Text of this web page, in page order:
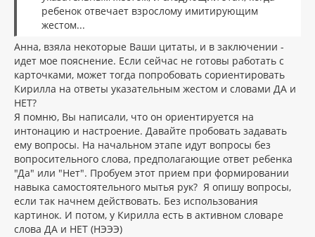
ребенок отвечает взрослому имитирующим
жестом...
Анна, взяла некоторые Ваши цитаты, и в заключении -
идет мое пояснение. Если сейчас не готовы работать с
карточками, может тогда попробовать сориентировать
Кирилла на ответы указательным жестом и словами ДА и
НЕТ?
Я помню, Вы написали, что он ориентируется на
интонацию и настроение. Давайте пробовать задавать
ему вопросы. На начальном этапе идут вопросы без
вопросительного слова, предполагающие ответ ребенка
"Да" или "Нет". Пробуем этот прием при формировании
навыка самостоятельного мытья рук? Я опишу вопросы,
если так начнем действовать. Без использования
картинок. И потом, у Кирилла есть в активном словаре
слова ДА и НЕТ (НЭЭЭ)